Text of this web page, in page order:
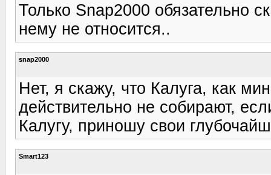
Только Snap2000 обязательно
нему не относится..
snap2000
Нет, я скажу, что Калуга, как
действительно не собирают,
Калугу, приношу свои
Smart123